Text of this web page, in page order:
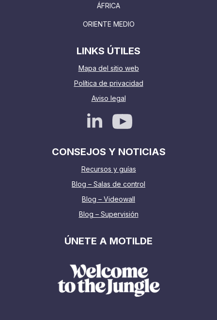
ÁFRICA
ORIENTE MEDIO
LINKS ÚTILES
Mapa del sitio web
Política de privacidad
Aviso legal
CONSEJOS Y NOTICIAS
Recursos y guías
Blog – Salas de control
Blog – Videowall
Blog – Supervisión
ÚNETE A MOTILDE